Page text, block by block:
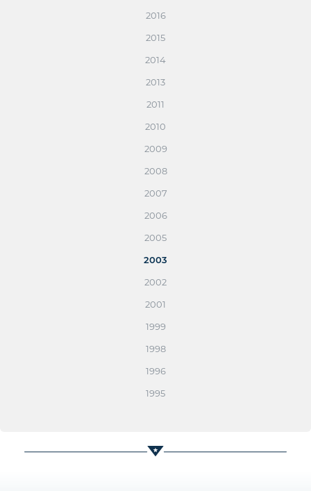
2016
2015
2014
2013
2011
2010
2009
2008
2007
2006
2005
2003
2002
2001
1999
1998
1996
1995